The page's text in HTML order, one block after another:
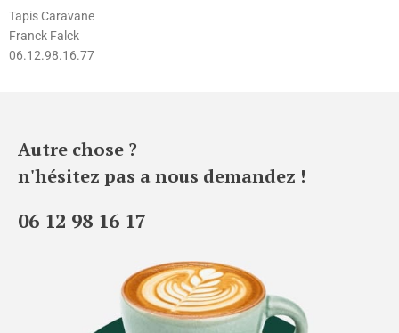
Tapis Caravane
Franck Falck
06.12.98.16.77
Autre chose ?
n'hésitez pas a nous demandez !
06 12 98 16 17